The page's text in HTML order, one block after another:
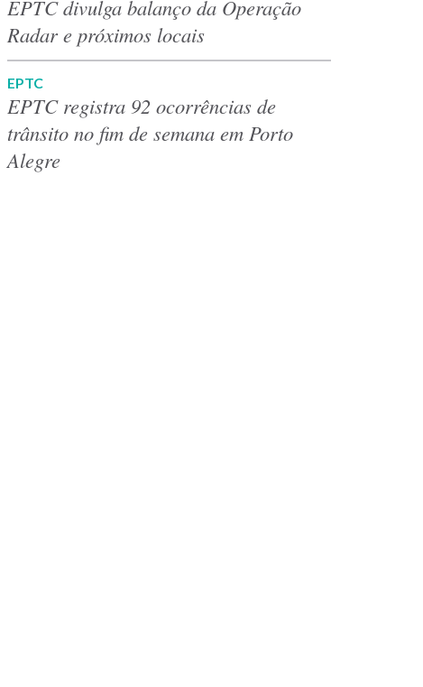
EPTC divulga balanço da Operação
Radar e próximos locais
EPTC
EPTC registra 92 ocorrências de
trânsito no fim de semana em Porto
Alegre